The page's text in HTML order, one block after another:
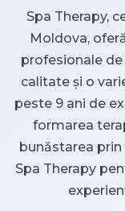
Spa Therapy,
Moldova,
profesionale
calitate și o
peste 9 ani de
formarea
bunăstarea
Spa Therapy